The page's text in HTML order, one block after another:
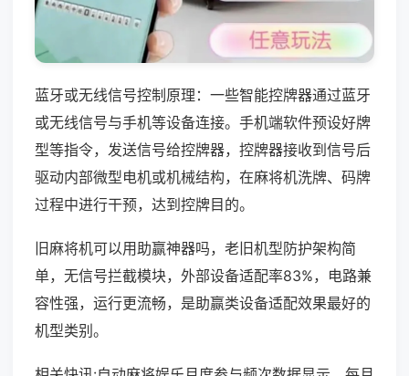
蓝牙或无线信号控制原理：一些智能控牌器通过蓝牙
或无线信号与手机等设备连接。手机端软件预设好牌
型等指令，发送信号给控牌器，控牌器接收到信号后
驱动内部微型电机或机械结构，在麻将机洗牌、码牌
过程中进行干预，达到控牌目的。
旧麻将机可以用助赢神器吗，老旧机型防护架构简
单，无信号拦截模块，外部设备适配率83%，电路兼
容性强，运行更流畅，是助赢类设备适配效果最好的
机型类别。